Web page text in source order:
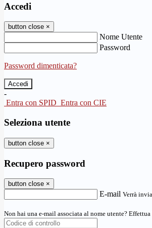
Accedi
button close ×
Nome Utente
Password
Password dimenticata?
-
Entra con SPID Entra con CIE
Seleziona utente
button close ×
Recupero password
button close ×
E-mail Verrà
Non hai una e-mail associata al nome utente?